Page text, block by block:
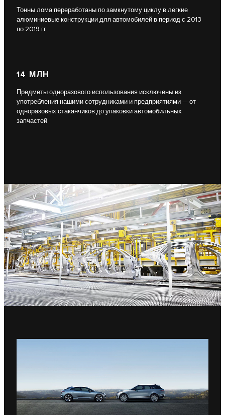
Тонны лома переработаны по замкнутому циклу в легкие
алюминиевые конструкции для автомобилей в период с 2013
по 2019 гг.
14 МЛН
Предметы одноразового использования исключены из
употребления нашими сотрудниками и предприятиями — от
одноразовых стаканчиков до упаковки автомобильных
запчастей.